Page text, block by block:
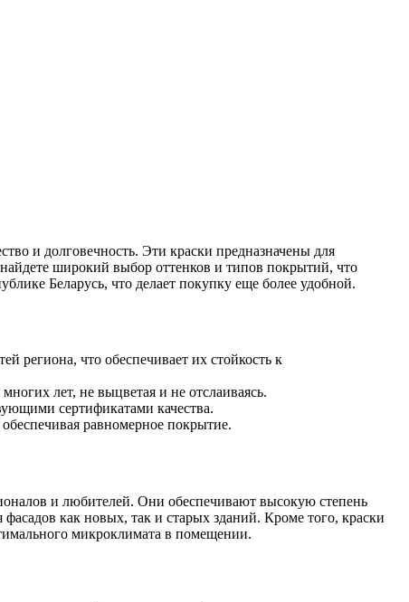
и долговечность. Эти краски предназначены для
широкий выбор оттенков и типов покрытий, что
Беларусь, что делает покупку еще более удобной.
региона, что обеспечивает их стойкость к
лет, не выцветая и не отслаиваясь.
сертификатами качества.
равномерное покрытие.
и любителей. Они обеспечивают высокую степень
как новых, так и старых зданий. Кроме того, краски
микроклимата в помещении.